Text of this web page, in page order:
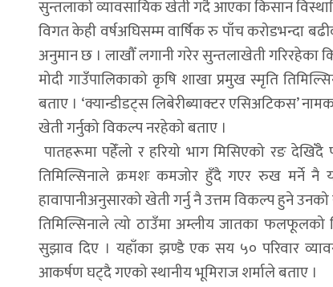
सुन्तलाको व्यावसायिक खेती गर्दै आएका किसान
विगत केही वर्षअघिसम्म वार्षिक रु पाँच करोडभन्दा
अनुमान छ । लाखौँ लगानी गरेर सुन्तलाखेती गरिरहेका
मोदी गाउँपालिकाको कृषि शाखा प्रमुख स्मृति
बताए । ‘क्यान्डीडट्स लिबेरीब्याक्टर एसिअटिकस’
खेती गर्नुको विकल्प नरहेको बताए ।
पातहरूमा पहेँलो र हरियो भाग मिसिएको रङ
तिमिल्सिनाले क्रमशः कमजोर हुँदै गएर रुख मर्ने
हावापानीअनुसारको खेती गर्नु नै उत्तम विकल्प हुने
तिमिल्सिनाले त्यो ठाउँमा अम्लीय जातका
सुझाव दिए । यहाँका झण्डै एक सय ५० परिवार
आकर्षण घट्दै गएको स्थानीय भूमिराज शर्माले बताए ।